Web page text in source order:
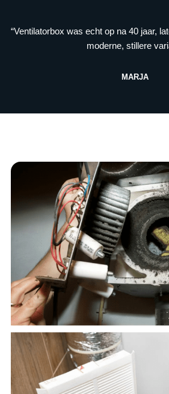
“Ventilatorbox was echt op na 40 jaar,
moderne, stillere
MARJA